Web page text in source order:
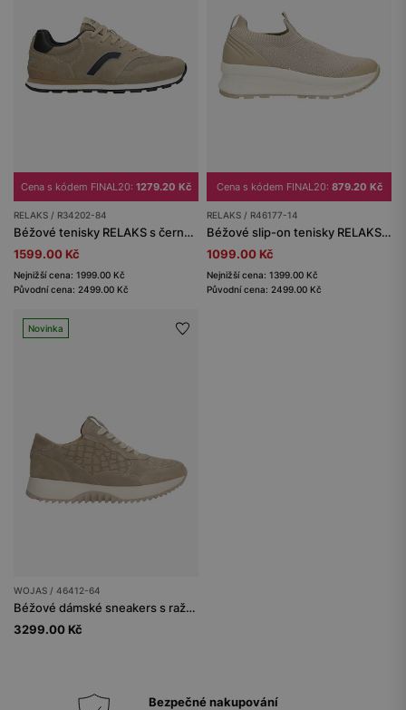
Cena s kódem FINAL20: 1279.20 Kč
RELAKS / R34202-84
Béžové tenisky RELAKS s černými detaily
1599.00 Kč
Nejnižší cena: 1999.00 Kč
Původní cena: 2499.00 Kč
Cena s kódem FINAL20: 879.20 Kč
RELAKS / R46177-14
Béžové slip-on tenisky RELAKS s krystalky
1099.00 Kč
Nejnižší cena: 1399.00 Kč
Původní cena: 2499.00 Kč
Novinka
WOJAS / 46412-64
Béžové dámské sneakers s ražený vzorem
3299.00 Kč
Bezpečné nakupování